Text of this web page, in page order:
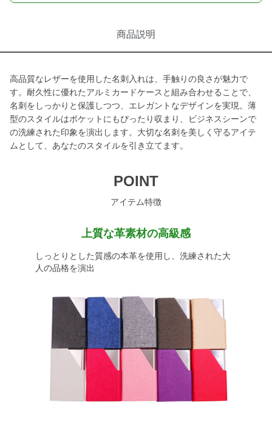
商品説明
高品質なレザーを使用した名刺入れは、手触りの良さが魅力で
す。耐久性に優れたアルミカードケースと組み合わせることで、
名刺をしっかりと保護しつつ、エレガントなデザインを実現。薄
型のスタイルはポケットにもぴったり収まり、ビジネスシーンで
の洗練された印象を演出します。大切な名刺を美しく守るアイテ
ムとして、あなたのスタイルを引き立てます。
POINT
アイテム特徴
上質な革素材の高級感
しっとりとした質感の本革を使用し、洗練された大
人の品格を演出